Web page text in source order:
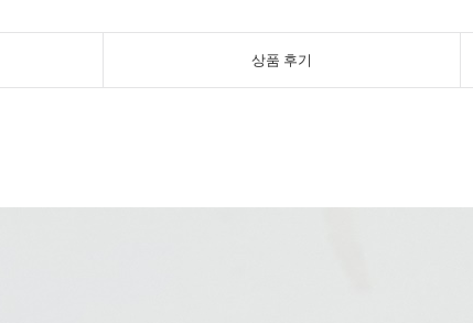
상품 후기